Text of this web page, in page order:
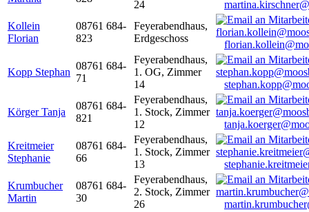
24
Kollein
Florian
08761 684-
823
Feyerabendhaus,
Erdgeschoss
Kopp Stephan
08761 684-
71
Feyerabendhaus,
1. OG, Zimmer
14
Körger Tanja
08761 684-
821
Feyerabendhaus,
1. Stock, Zimmer
12
Kreitmeier
Stephanie
08761 684-
66
Feyerabendhaus,
1. Stock, Zimmer
13
Krumbucher
Martin
08761 684-
30
Feyerabendhaus,
2. Stock, Zimmer
26